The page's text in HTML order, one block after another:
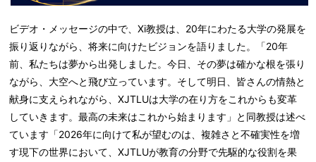
ビデオ・メッセージの中で、Xi教授は、 20年にわたる大学の発展を
振り返りながら、将来に向けたビジョンを語りました。「20年
前、私たちは夢から出発しました。今日、その夢は確かな根を張り
ながら、大空へと飛び立っています。そして明日、皆さんの情熱と
献身に支えられながら、XJTLUは大学の在り方をこれからも変革
していきます。最高の未来はこれから始まります」と同教授は述べ
ています「2026年に向けて私が望むのは、複雑さと不確実性を増
す現下の世界において、XJTLUが教育の分野で先駆的な役割を果